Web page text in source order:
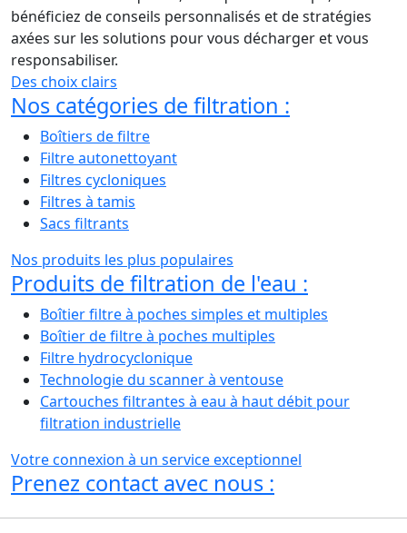
bénéficiez de conseils personnalisés et de stratégies
axées sur les solutions pour vous décharger et vous
responsabiliser.
Des choix clairs
Nos catégories de filtration :
Boîtiers de filtre
Filtre autonettoyant
Filtres cycloniques
Filtres à tamis
Sacs filtrants
Nos produits les plus populaires
Produits de filtration de l'eau :
Boîtier filtre à poches simples et multiples
Boîtier de filtre à poches multiples
Filtre hydrocyclonique
Technologie du scanner à ventouse
Cartouches filtrantes à eau à haut débit pour
filtration industrielle
Votre connexion à un service exceptionnel
Prenez contact avec nous :